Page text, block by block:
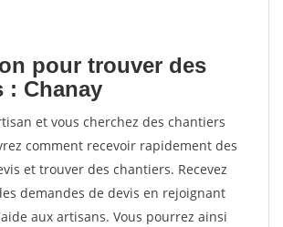
pour trouver des
: Chanay
et vous cherchez des chantiers
comment recevoir rapidement des
et trouver des chantiers. Recevez
demandes de devis en rejoignant
aux artisans. Vous pourrez ainsi